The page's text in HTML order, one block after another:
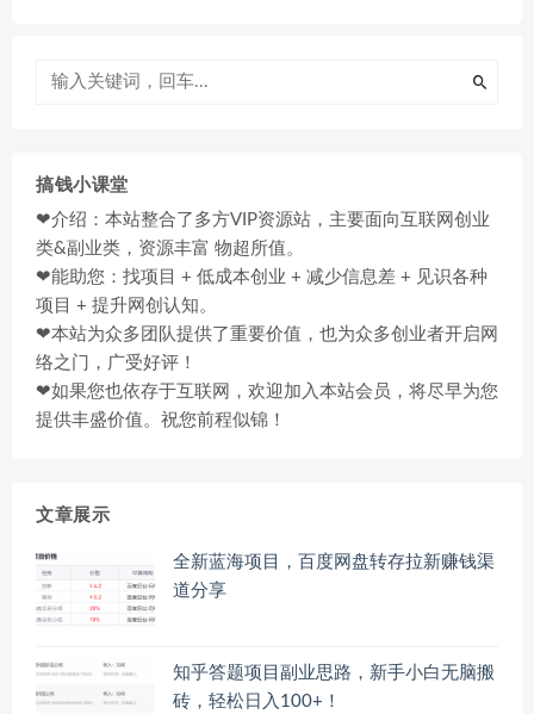
搞钱小课堂
❤介绍：本站整合了多方VIP资源站，主要面向互联网创业
类&副业类，资源丰富 物超所值。
❤能助您：找项目 + 低成本创业 + 减少信息差 + 见识各种
项目 + 提升网创认知。
❤本站为众多团队提供了重要价值，也为众多创业者开启网
络之门，广受好评！
❤如果您也依存于互联网，欢迎加入本站会员，将尽早为您
提供丰盛价值。祝您前程似锦！
文章展示
全新蓝海项目，百度网盘转存拉新赚钱渠
道分享
知乎答题项目副业思路，新手小白无脑搬
砖，轻松日入100+！